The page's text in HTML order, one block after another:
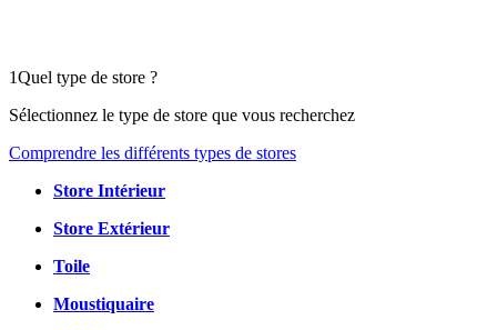
1Quel type de store ?
Sélectionnez le type de store que vous recherchez
Comprendre les différents types de stores
Store Intérieur
Store Extérieur
Toile
Moustiquaire